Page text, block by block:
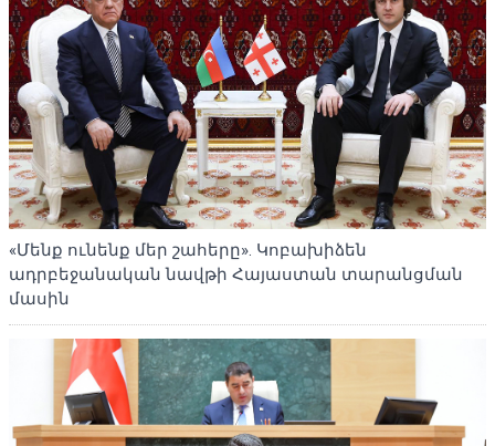
«Մենք ունենք մեր շահերը». Կոբախիձեն
ադրբեջանական նավթի Հայաստան տարանցման
մասին